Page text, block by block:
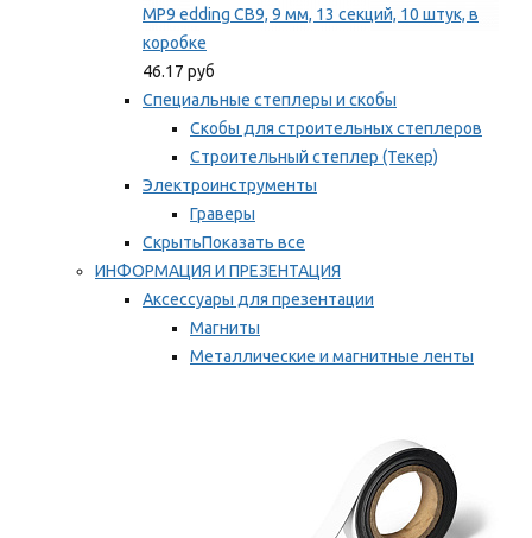
MP9 edding CB9, 9 мм, 13 секций, 10 штук, в
коробке
46.17 руб
Специальные степлеры и скобы
Скобы для строительных степлеров
Строительный степлер (Текер)
Электроинструменты
Граверы
СкрытьПоказать все
ИНФОРМАЦИЯ И ПРЕЗЕНТАЦИЯ
Аксессуары для презентации
Магниты
Металлические и магнитные ленты